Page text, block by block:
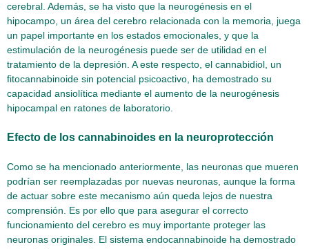
cerebral. Además, se ha visto que la neurogénesis en el
hipocampo, un área del cerebro relacionada con la memoria, juega
un papel importante en los estados emocionales, y que la
estimulación de la neurogénesis puede ser de utilidad en el
tratamiento de la depresión. A este respecto, el cannabidiol, un
fitocannabinoide sin potencial psicoactivo, ha demostrado su
capacidad ansiolítica mediante el aumento de la neurogénesis
hipocampal en ratones de laboratorio.
Efecto de los cannabinoides en la neuroprotección
Como se ha mencionado anteriormente, las neuronas que mueren
podrían ser reemplazadas por nuevas neuronas, aunque la forma
de actuar sobre este mecanismo aún queda lejos de nuestra
comprensión. Es por ello que para asegurar el correcto
funcionamiento del cerebro es muy importante proteger las
neuronas originales. El sistema endocannabinoide ha demostrado